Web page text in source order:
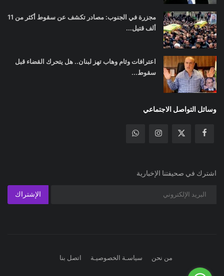
مجزرة في الجنوب: مصادر تكشف عن سقوط أكثر من 11
ألف قتيل...
اعترافات وئام وهاب تهز لبنان.. هل يتحرك القضاء قبل
سقوط...
وسائل التواصل الاجتماعي
اشترك في صحيفتنا الإخبارية
الإشتراك
من نحن سياسـة الخصوصيـة اتصل بنا